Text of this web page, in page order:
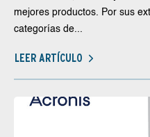
mejores productos. Por sus
categorías de...
LEER ARTÍCULO